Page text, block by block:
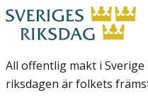
All offentlig makt i
riksdagen är folkets